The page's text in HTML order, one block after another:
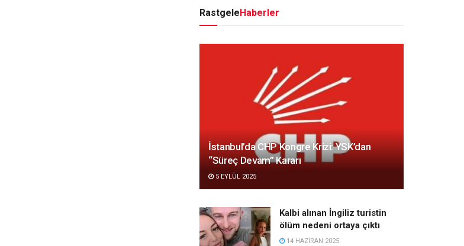
RastgeleHaberler
İstanbul’da CHP Kongre Krizi: YSK’dan
“Süreç Devam” Kararı
5 EYLÜL 2025
Kalbi alınan İngiliz turistin
ölüm nedeni ortaya çıktı
14 HAZIRAN 2025